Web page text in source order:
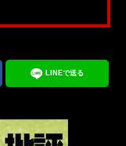
LINEで送る